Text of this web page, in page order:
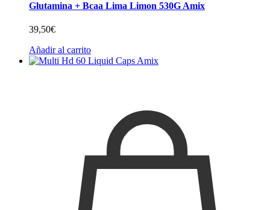
Glutamina + Bcaa Lima Limon 530G Amix
39,50€
Añadir al carrito